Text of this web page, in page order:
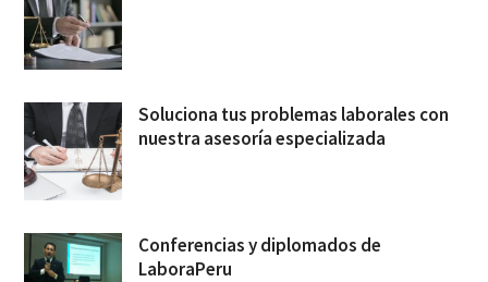
Soluciona tus problemas laborales con
nuestra asesoría especializada
Conferencias y diplomados de
LaboraPeru